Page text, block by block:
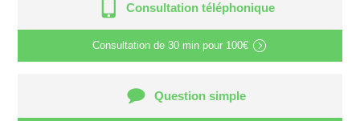
Consultation téléphonique
Consultation de 30 min pour 100€
Question simple